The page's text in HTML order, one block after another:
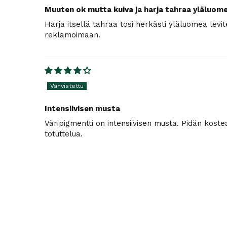
Muuten ok mutta kuiva ja harja tahraa
Harja itsellä tahraa tosi herkästi yläluomea
reklamoimaan.
Intensiivisen musta
Väripigmentti on intensiivisen musta. Pidän
totuttelua.